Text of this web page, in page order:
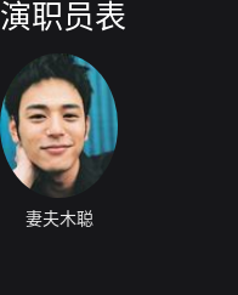
演职员表
妻夫木聪